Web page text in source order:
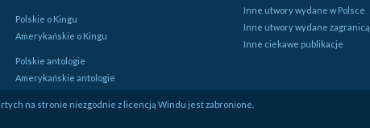
Polskie o Kingu
Amerykańskie o Kingu
Polskie antologie
Amerykańskie antologie
Inne utwory wydane w Polsce
Inne utwory wydane zagranicą
Inne ciekawe publikacje
na stronie niezgodnie z licencją Windu jest zabronione.